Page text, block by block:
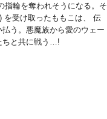
指輪を奪われそうになる。そ
を受け取ったももこは、 伝
う。悪魔族から愛のウェー
ちと共に戦う…!